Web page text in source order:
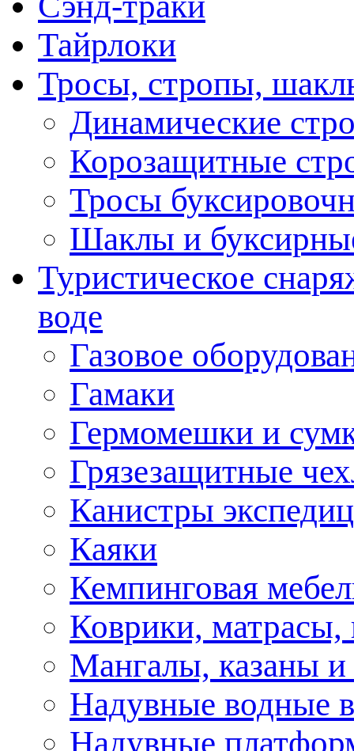
Тайрлоки
Тросы, стропы,
Динамические
Корозащитные
Тросы
Шаклы и
Туристическое
воде
Газовое
Гамаки
Гермомешки и
Грязезащитные
Канистры
Каяки
Кемпинговая
Коврики,
Мангалы, казаны и
Надувные водные
Надувные